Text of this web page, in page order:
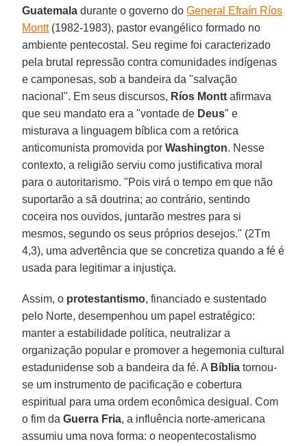
Guatemala durante o governo doGeneral Efraín Ríos
Montt(1982-1983), pastor evangélico formado no
ambiente pentecostal. Seu regime foi caracterizado
pela brutal repressão contra comunidades indígenas
e camponesas, sob a bandeira da "salvação
nacional". Em seus discursos, Ríos Montt afirmava
que seu mandato era a "vontade de Deus" e
misturava a linguagem bíblica com a retórica
anticomunista promovida porWashington. Nesse
contexto, a religião serviu como justificativa moral
para o autoritarismo. "Pois virá o tempo em que não
suportarão a sã doutrina; ao contrário, sentindo
coceira nos ouvidos, juntarão mestres para si
mesmos, segundo os seus próprios desejos." (2Tm
4,3), uma advertência que se concretiza quando a fé é
usada para legitimar a injustiça.
Assim, o protestantismo, financiado e sustentado
pelo Norte, desempenhou um papel estratégico:
manter a estabilidade política, neutralizar a
organização popular e promover a hegemonia cultural
estadunidense sob a bandeira da fé. A Bíblia tornou-
se um instrumento de pacificação e cobertura
espiritual para uma ordem econômica desigual. Com
o fim daGuerra Fria, a influência norte-americana
assumiu uma nova forma: o neopentecostalismo